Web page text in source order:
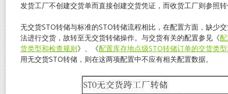
发货工厂不创建交货单而直接创建交货凭证，而收货工厂则参照
无交货STO转储与标准的STO转储流程相比，在配置方面，缺少
法进行交货，故转至无交货转储操作。与交货有关的配置参见《
货类型和检查规则》、《配置库存地点级STO转储订单的交货类
用无交货STO转储，则在这两项配置中不应有相关配置数据。